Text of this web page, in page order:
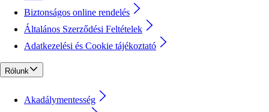
Biztonságos online rendelés
Általános Szerződési Feltételek
Adatkezelési és Cookie tájékoztató
Rólunk
Akadálymentesség